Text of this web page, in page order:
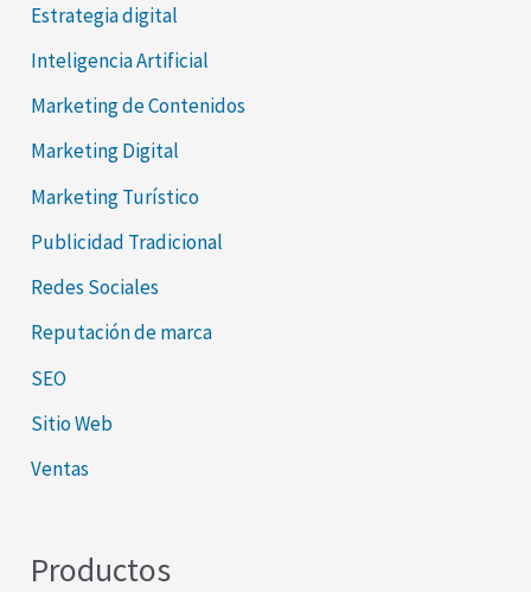
Estrategia digital
Inteligencia Artificial
Marketing de Contenidos
Marketing Digital
Marketing Turístico
Publicidad Tradicional
Redes Sociales
Reputación de marca
SEO
Sitio Web
Ventas
Productos